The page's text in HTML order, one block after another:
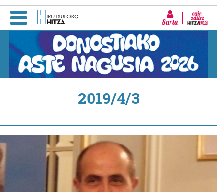
Sartu
2019/4/3